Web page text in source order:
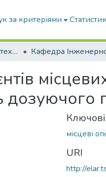
за критеріями
Факультет Механіко-технологічний
дозуючого
місцеві
URI
http://